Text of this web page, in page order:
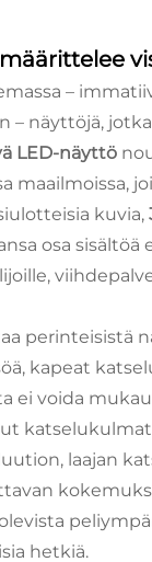
–
näyttöjä,
LED-näyttö
maailmoissa,
kuvia,
osa
perinteisistä
kapeat
ei voida
laajan
hetkiä.